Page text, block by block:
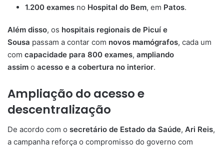
1.200 exames no Hospital do Bem, em Patos.
Além disso, os hospitais regionais de Picuí e
Sousa passam a contar com novos mamógrafos, cada um
com capacidade para 800 exames, ampliando
assim o acesso e a cobertura no interior.
Ampliação do acesso e
descentralização
De acordo com o secretário de Estado da Saúde, Ari Reis,
a campanha reforça o compromisso do governo com